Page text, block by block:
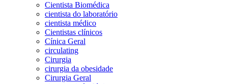
Cientista Biomédica
cientista do laboratório
cientista médico
Cientistas clínicos
Cínica Geral
circulating
Cirurgia
cirurgia da obesidade
Cirurgia Geral